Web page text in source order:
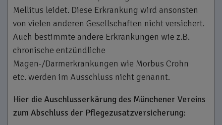
Mellitus leidet. Diese Erkrankung wird ansonsten
von vielen anderen Gesellschaften nicht versichert.
Auch bestimmte andere Erkrankungen wie z.B.
chronische entzündliche
Magen-/Darmerkrankungen wie Morbus Crohn
etc. werden im Ausschluss nicht genannt.
Hier die Auschlusserkärung des Münchener Vereins
zum Abschluss der Pflegezusatzversicherung: